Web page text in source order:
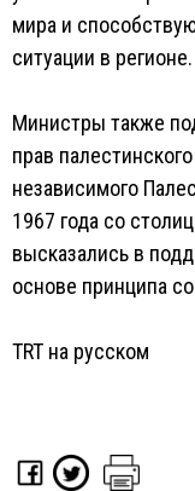
мира и
ситуации в регионе.
Министры также
прав
независимого
1967 года со
высказались в
основе принципа
TRT на русском